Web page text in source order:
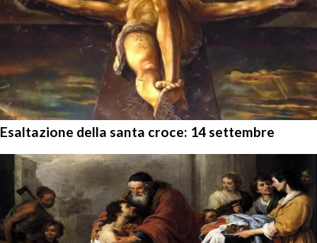
Esaltazione della santa croce: 14 settembre